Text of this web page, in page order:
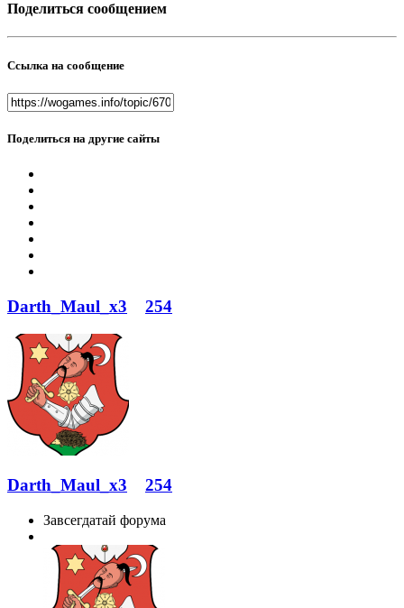
Поделиться сообщением
Ссылка на сообщение
Поделиться на другие сайты
Darth_Maul_x3 254
Darth_Maul_x3 254
Завсегдатай форума